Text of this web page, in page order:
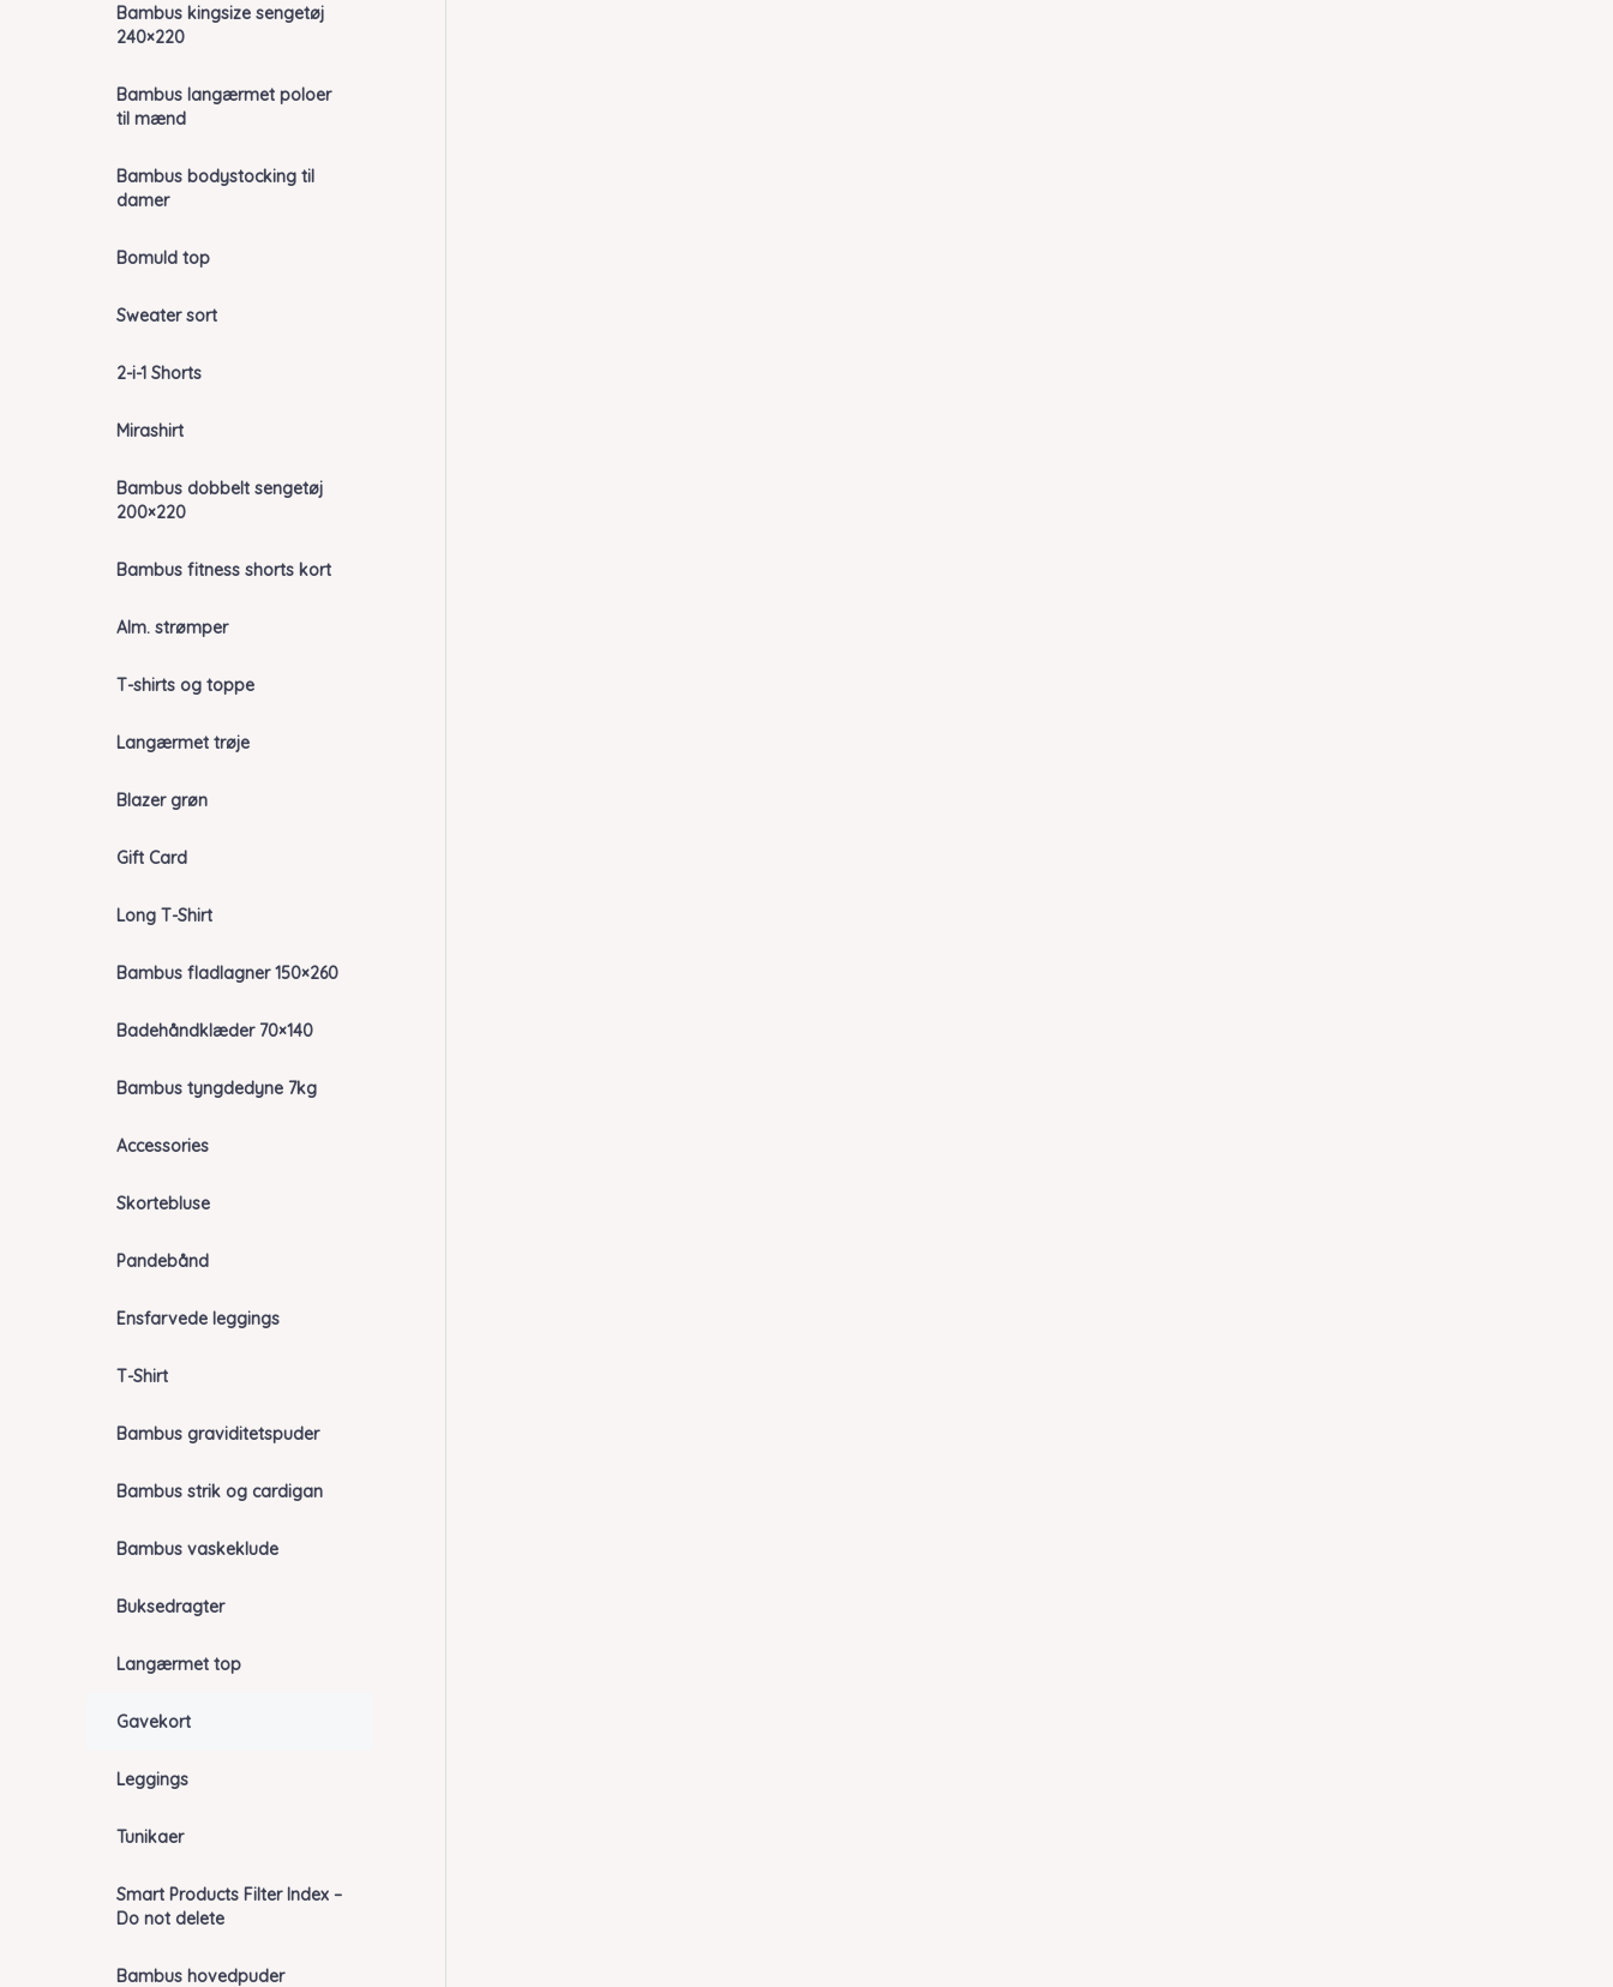
Bambus kingsize sengetøj
240×220
Bambus langærmet poloer
til mænd
Bambus bodystocking til
damer
Bomuld top
Sweater sort
2-i-1 Shorts
Mirashirt
Bambus dobbelt sengetøj
200×220
Bambus fitness shorts kort
Alm. strømper
T-shirts og toppe
Langærmet trøje
Blazer grøn
Gift Card
Long T-Shirt
Bambus fladlagner 150×260
Badehåndklæder 70×140
Bambus tyngdedyne 7kg
Accessories
Skortebluse
Pandebånd
Ensfarvede leggings
T-Shirt
Bambus graviditetspuder
Bambus strik og cardigan
Bambus vaskeklude
Buksedragter
Langærmet top
Gavekort
Leggings
Tunikaer
Smart Products Filter Index –
Do not delete
Bambus hovedpuder